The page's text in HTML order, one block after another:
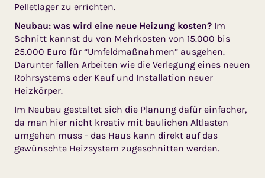
Pelletlager zu errichten.
Neubau: was wird eine neue Heizung kosten? Im
Schnitt kannst du von Mehrkosten von 15.000 bis
25.000 Euro für “Umfeldmaßnahmen” ausgehen.
Darunter fallen Arbeiten wie die Verlegung eines neuen
Rohrsystems oder Kauf und Installation neuer
Heizkörper.
Im Neubau gestaltet sich die Planung dafür einfacher,
da man hier nicht kreativ mit baulichen Altlasten
umgehen muss - das Haus kann direkt auf das
gewünschte Heizsystem zugeschnitten werden.